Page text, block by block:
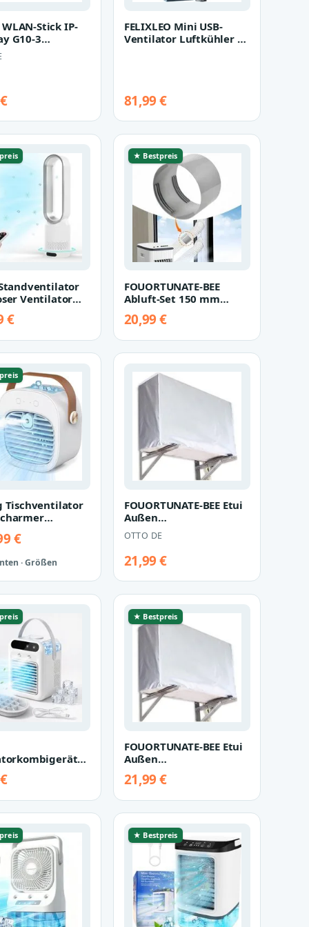
WLAN-Stick IP-
G10-3
für Split-
FELIXLEO Mini USB-
Ventilator Luftkühler 3
81,99 €
Ventilator
€
★ Bestpreis
FOUORTUNATE-BEE
Abluft-Set 150 mm
für mobile Kli…
20,99 €
Tischventilator
€
· Größen
FOUORTUNATE-BEE Etui
Außen
Klimaanlagenabdeckung
Wetterfest Staubschut…
OTTO DE
21,99 €
4in1
Luftk…
★ Bestpreis
FOUORTUNATE-BEE Etui
Außen
Klimaanlagenabdeckung
Wetterfest Staubschut…
21,99 €
★ Bestpreis